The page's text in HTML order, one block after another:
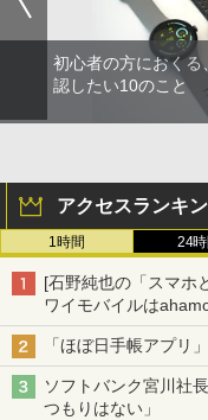
初心者の方におく
認したい10のこと
アクセスランキ
1時間 24
[石野純也の「スマホ
ワイモバイルは
割」の安さと1年限定
「ほぼ日手帳アプリ
ソフトバンク宮川社
つもりはない」